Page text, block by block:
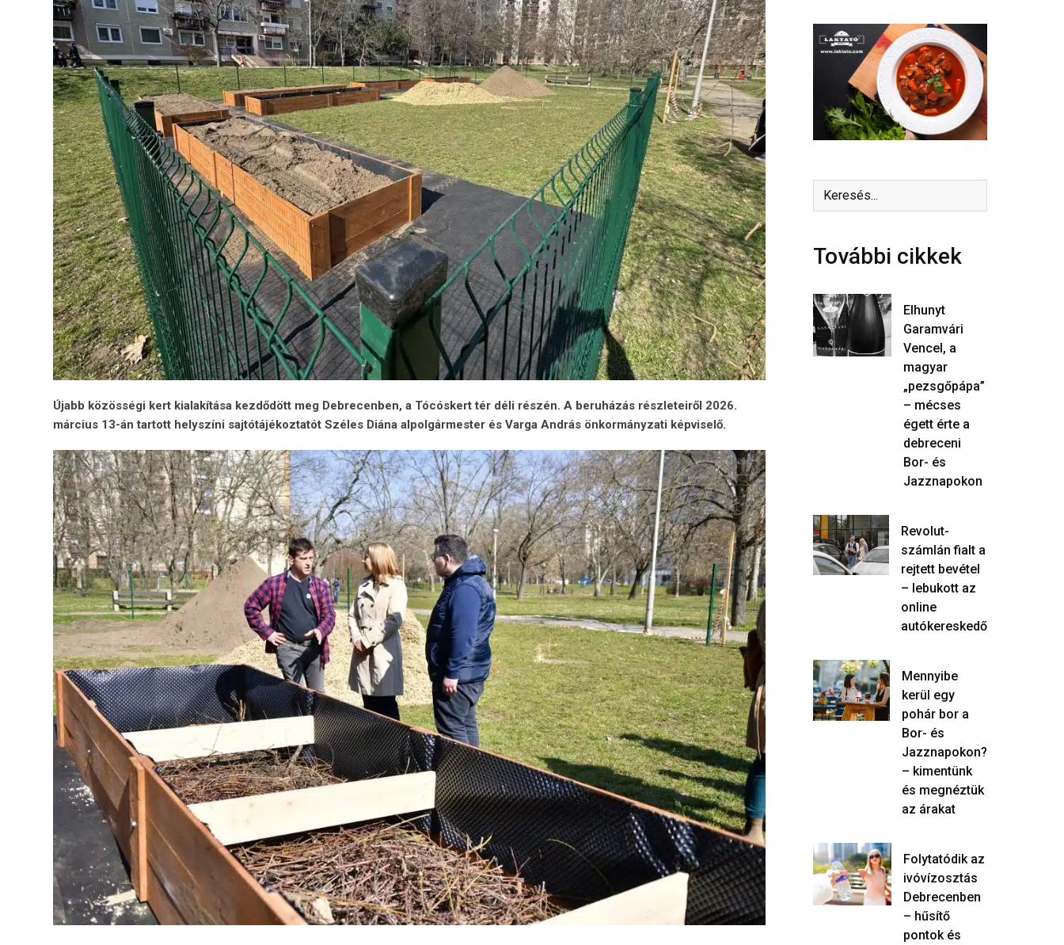
Újabb közösségi kert kialakítása kezdődött meg Debrecenben, a Tócóskerttér déli részén. A beruházás részleteiről 2026.
március 13-ántartott helyszíni sajtótájékoztatót Széles Diána alpolgármester és Varga András önkormányzati képviselő.
További cikkek
Elhunyt
Garamvári
Vencel, a
magyar
„pezsgőpápa”
– mécses
égett érte a
debreceni
Bor- és
Jazznapokon
Revolut-
számlán fialt a
rejtett bevétel
– lebukott az
online
autókereskedő
Mennyibe
kerül egy
pohár bor a
Bor- és
Jazznapokon?
– kimentünk
és megnéztük
az árakat
Folytatódik az
ivóvízosztás
Debrecenben
– hűsítő
pontok és